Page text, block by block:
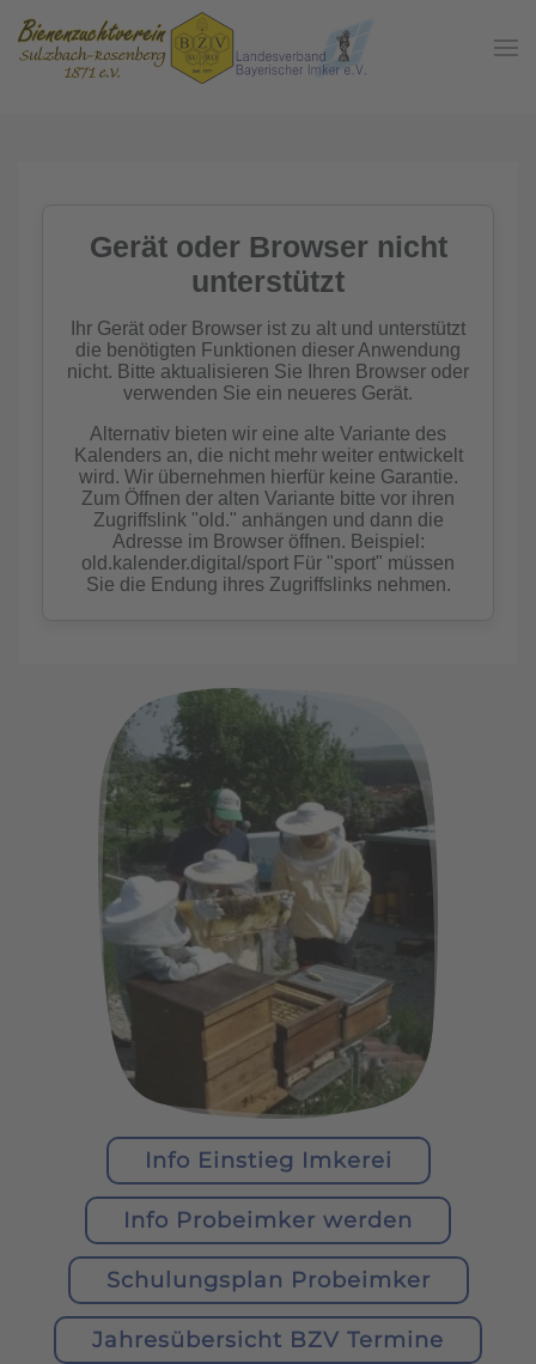
Zum Hauptinhalt springen
In der
Imkern
Info Einstieg Imkerei
Info Probeimker werden
Schulungsplan Probeimker
Jahresübersicht BZV Termine